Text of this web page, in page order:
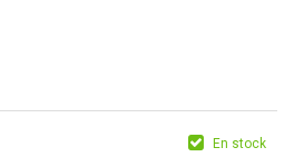
En stock